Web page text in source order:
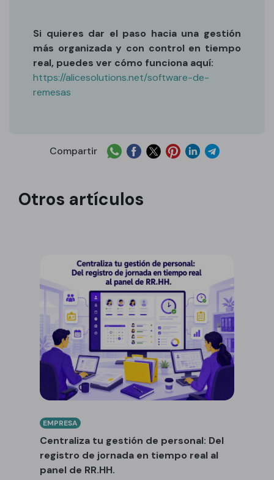
Si quieres dar el paso hacia una gestión
más organizada y con control en tiempo
real, puedes ver cómo funciona aquí:
https://alicesolutions.net/software-de-
remesas
Compartir
Otros artículos
EMPRESA
Centraliza tu gestión de personal: Del
registro de jornada en tiempo real al
panel de RR.HH.